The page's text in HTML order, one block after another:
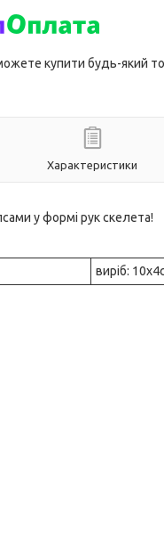
купити будь-який
Характеристики
у формі рук скелета!
виріб: